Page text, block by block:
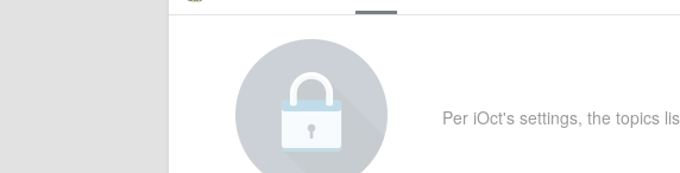
Per iOct's settings, the topics